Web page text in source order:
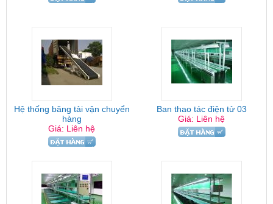
Hệ thống băng tải vận chuyển
hàng
Giá: Liên hệ
Ban thao tác điện tử 03
Giá: Liên hệ